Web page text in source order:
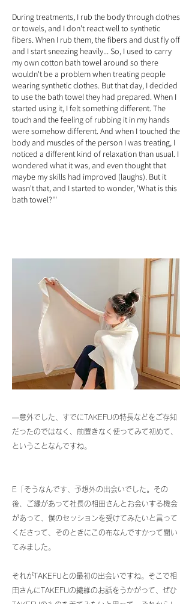
During treatments, I rub the body through clothes
or towels, and I don't react well to synthetic
fibers. When I rub them, the fibers and dust fly off
and I start sneezing heavily... So, I used to carry
my own cotton bath towel around so there
wouldn't be a problem when treating people
wearing synthetic clothes. But that day, I decided
to use the bath towel they had prepared. When I
started using it, I felt something different. The
touch and the feeling of rubbing it in my hands
were somehow different. And when I touched the
body and muscles of the person I was treating, I
noticed a different kind of relaxation than usual. I
wondered what it was, and even thought that
maybe my skills had improved (laughs). But it
wasn't that, and I started to wonder, 'What is this
bath towel?'"
―意外でした、すでにTAKEFUの特長などをご存知
だったのではなく、前置きなく使ってみて初めて、
ということなんですね。
E「そうなんです、予想外の出会いでした。その
後、ご縁があって社長の相田さんとお会いする機会
があって、僕のセッションを受けてみたいと言って
くださって、そのときにこの布なんですかって聞い
てみました。
それがTAKEFUとの最初の出会いですね。そこで相
田さんにTAKEFUの繊維のお話をうかがって、ぜひ